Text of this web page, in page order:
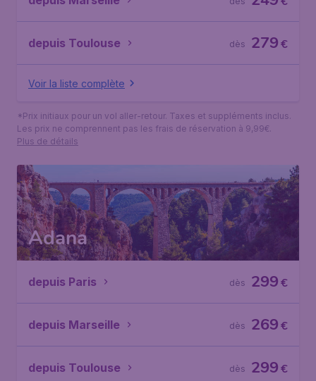
depuis Toulouse €
279
dès
Voir la liste complète
*Prix initiaux pour un vol aller-retour. Taxes et suppléments inclus.
Les prix ne comprennent pas les frais de réservation à 9,99€.
Plus de détails
Adana
depuis Paris €
299
dès
depuis Marseille €
269
dès
depuis Toulouse €
299
dès